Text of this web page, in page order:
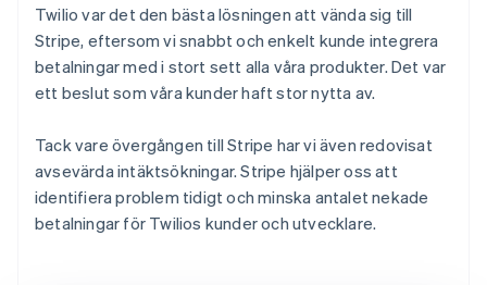
Twilio var det den bästa lösningen att vända sig till
Stripe, eftersom vi snabbt och enkelt kunde integrera
betalningar med i stort sett alla våra produkter. Det var
ett beslut som våra kunder haft stor nytta av.
Tack vare övergången till Stripe har vi även redovisat
avsevärda intäktsökningar. Stripe hjälper oss att
identifiera problem tidigt och minska antalet nekade
betalningar för Twilios kunder och utvecklare.